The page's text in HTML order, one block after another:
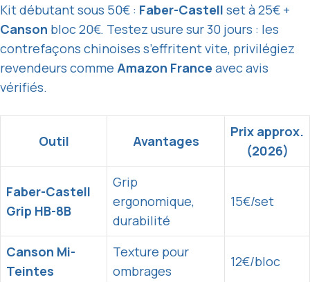
Kit débutant sous 50€ : Faber-Castell set à 25€ +
Canson bloc 20€. Testez usure sur 30 jours : les
contrefaçons chinoises s’effritent vite, privilégiez
revendeurs comme Amazon France avec avis
vérifiés.
Outil Avantages
Prix approx.
(2026)
Faber-Castell
Grip HB-8B
Grip
ergonomique,
durabilité
15€/set
Canson Mi-
Teintes
Texture pour
ombrages
12€/bloc